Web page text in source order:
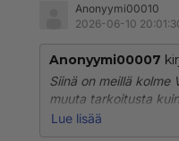
Anonyymi00010
2026-06-10
Anonyymi00007
Siinä on meillä kolme
muuta tarkoitusta
tappelemaan
Lue lisää